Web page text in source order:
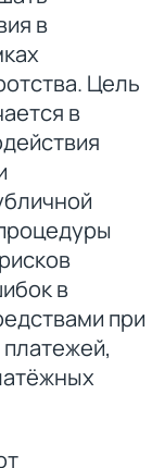
в
Цель
в
в
при